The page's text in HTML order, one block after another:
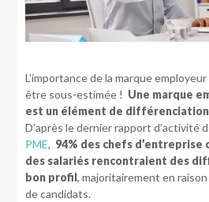
L’importance de la marque
être sous-estimée ! Une marque
est un élément de
D’après le dernier rapport d’activité
PME, 94% des chefs
des salariés rencontraient des
bon profil, majoritairement en
de candidats.